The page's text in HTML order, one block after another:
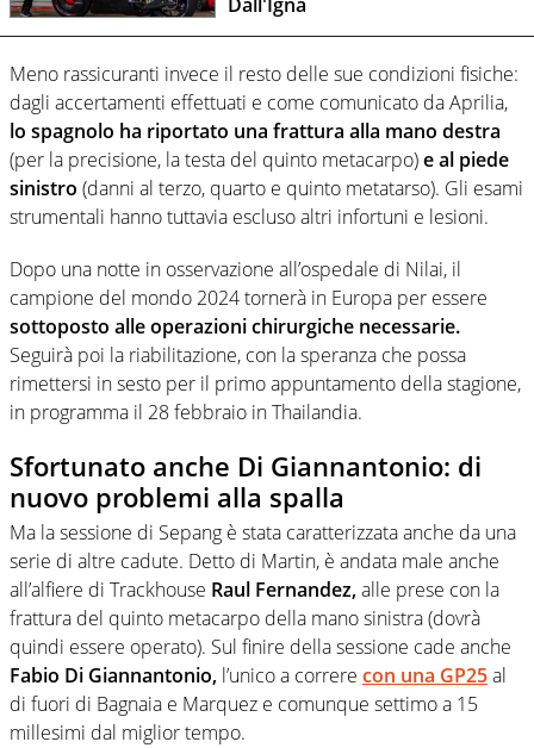
Meno rassicuranti invece il resto delle sue condizioni fisiche:
dagli accertamenti effettuati e come comunicato da Aprilia,
lo spagnolo ha riportato una frattura alla mano destra
(per la precisione, la testa del quinto metacarpo)e al piede
sinistro (danni al terzo, quarto e quinto metatarso). Gli esami
strumentali hanno tuttavia escluso altri infortuni e lesioni.
Dopo una notte in osservazione all’ospedale di Nilai, il
campione del mondo 2024 tornerà in Europa per essere
sottoposto alle operazioni chirurgiche necessarie.
Seguirà poi la riabilitazione, con la speranza che possa
rimettersi in sesto per il primo appuntamento della stagione,
in programma il 28 febbraio in Thailandia.
Sfortunato anche Di Giannantonio: di
nuovo problemi alla spalla
Ma la sessione di Sepang è stata caratterizzata anche da una
serie di altre cadute. Detto di Martin, è andata male anche
all’alfiere di Trackhouse Raul Fernandez,alle prese con la
frattura del quinto metacarpo della mano sinistra (dovrà
quindi essere operato). Sul finire della sessione cade anche
Fabio Di Giannantonio, l’unico a correre con una GP25al
di fuori di Bagnaia e Marquez e comunque settimo a 15
millesimi dal miglior tempo.